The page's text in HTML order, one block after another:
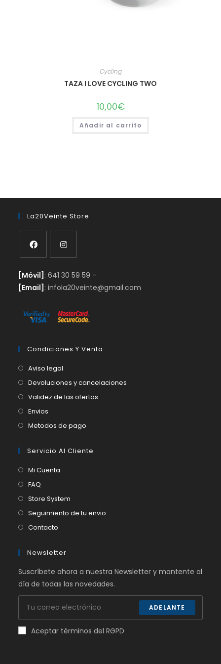
Cycling
TAZA I LOVE CYCLING TWO
10,00€
Añadir al carrito
La20Veinte Store
abre
en
nueva
pestaña
abre
en
nueva
pestaña
[Móvil] : 641 30 59 59 -
[Email] : infola20veinte@gmail.com
Condiciones Y Venta
Aviso legal
Devoluciones y cancelaciones
Validez de las ofertas
Envios
Metodos de pago
Servicio Al Cliente
Mi Cuenta
FAQ
Store System
Seguimiento de tu envio
Contacto
Newsletter
Suscríbete ahora a nuestra Newsletter y mantente al
día de todas las novedades.
ADELANTE
Aceptar términos del RGPD